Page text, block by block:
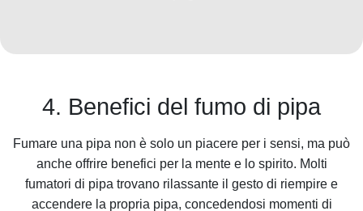
4. Benefici del fumo di pipa
Fumare una pipa non è solo un piacere per i sensi, ma può
anche offrire benefici per la mente e lo spirito. Molti
fumatori di pipa trovano rilassante il gesto di riempire e
accendere la propria pipa, concedendosi momenti di